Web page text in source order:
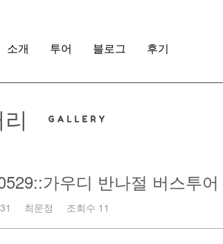
소개 투어 블로그 후기
가우디 반나절 버스투어
최문정 조회수 11